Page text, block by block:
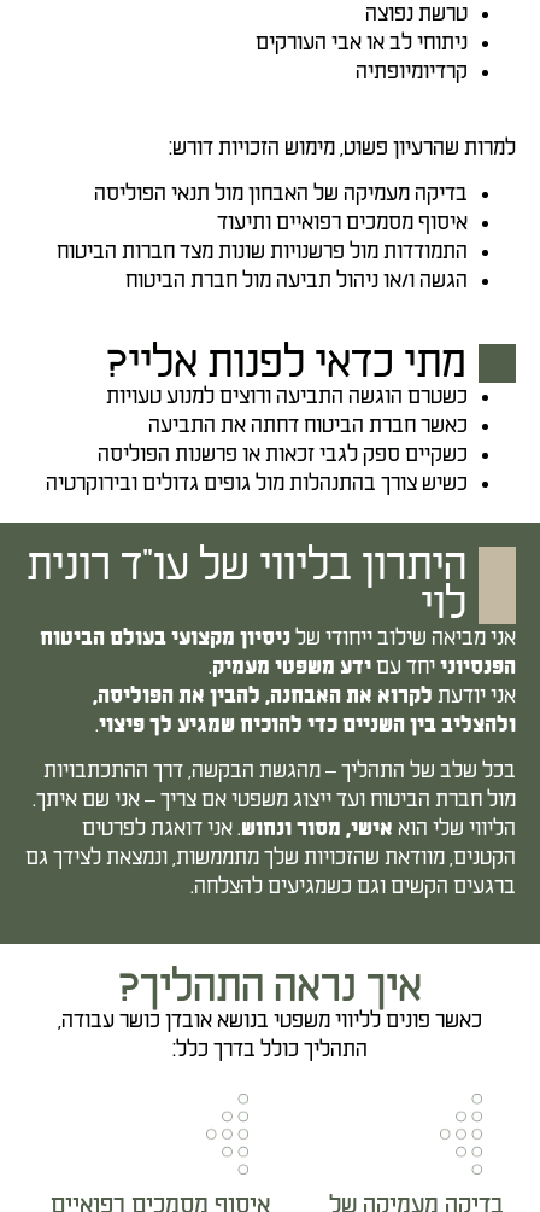
טרשת נפוצה
ניתוחי לב או אבי העורקים
קרדיומיופתיה
למרות שהרעיון פשוט, מימוש הזכויות דורש:
בדיקה מעמיקה של האבחון מול תנאי הפוליסה
איסוף מסמכים רפואיים ותיעוד
התמודדות מול פרשנויות שונות מצד חברות הביטוח
הגשה ו/או ניהול תביעה מול חברת הביטוח
מתי כדאי לפנות אליי?
כשטרם הוגשה התביעה ורוצים למנוע טעויות
כאשר חברת הביטוח דחתה את התביעה
כשקיים ספק לגבי זכאות או פרשנות הפוליסה
כשיש צורך בהתנהלות מול גופים גדולים ובירוקרטיה
היתרון בליווי של עו"ד רונית
לוי
אני מביאה שילוב ייחודי של ניסיון מקצועי בעולם הביטוח
הפנסיוני יחד עם ידע משפטי מעמיק.
אני יודעת לקרוא את האבחנה, להבין את הפוליסה,
ולהצליב בין השניים כדי להוכיח שמגיע לך פיצוי.
בכל שלב של התהליך – מהגשת הבקשה, דרך ההתכתבויות
מול חברת הביטוח ועד ייצוג משפטי אם צריך – אני שם איתך.
הליווי שלי הוא אישי, מסור ונחוש. אני דואגת לפרטים
הקטנים, מוודאת שהזכויות שלך מתממשות, ונמצאת לצידך גם
ברגעים הקשים וגם כשמגיעים להצלחה.
איך נראה התהליך?
כאשר פונים לליווי משפטי בנושא אובדן כושר עבודה,
התהליך כולל בדרך כלל:
בדיקה מעמיקה של איסוף מסמכים רפואיים